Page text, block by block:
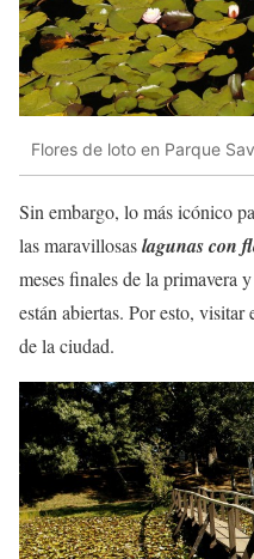
Flores de loto en Parque
Sin embargo, lo más icónico
las maravillosaslagunas con
meses finales de la primavera
están abiertas. Por esto,
de la ciudad.